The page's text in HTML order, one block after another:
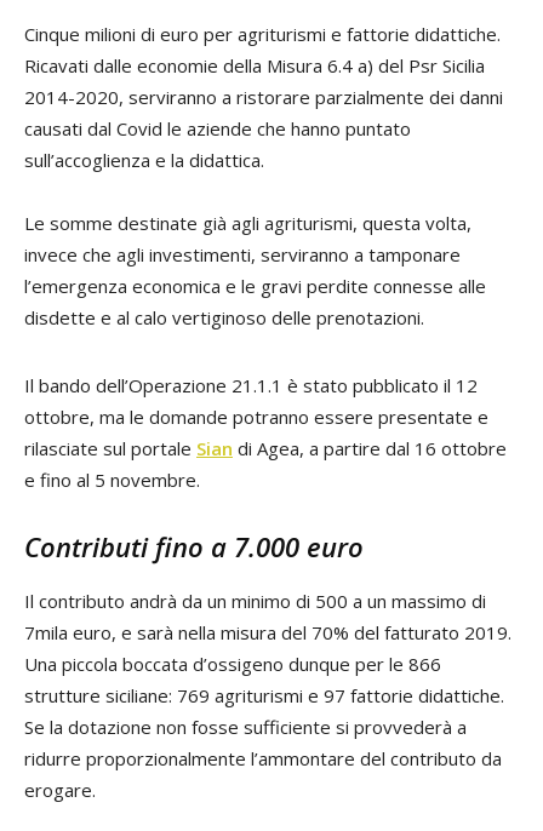
Cinque milioni di euro per agriturismi e fattorie didattiche.
Ricavati dalle economie della Misura 6.4 a) del Psr Sicilia
2014-2020, serviranno a ristorare parzialmente dei danni
causati dal Covid le aziende che hanno puntato
sull’accoglienza e la didattica.
Le somme destinate già agli agriturismi, questa volta,
invece che agli investimenti, serviranno a tamponare
l’emergenza economica e le gravi perdite connesse alle
disdette e al calo vertiginoso delle prenotazioni.
Il bando dell’Operazione 21.1.1 è stato pubblicato il 12
ottobre, ma le domande potranno essere presentate e
rilasciate sul portale Sian di Agea, a partire dal 16 ottobre
e fino al 5 novembre.
Contributi fino a 7.000 euro
Il contributo andrà da un minimo di 500 a un massimo di
7mila euro, e sarà nella misura del 70% del fatturato 2019.
Una piccola boccata d’ossigeno dunque per le 866
strutture siciliane: 769 agriturismi e 97 fattorie didattiche.
Se la dotazione non fosse sufficiente si provvederà a
ridurre proporzionalmente l’ammontare del contributo da
erogare.